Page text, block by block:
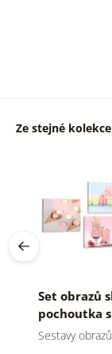
Ze stejné kolekce
Set obrazů
pochoutka s
nápojem
Sestavy obrazů